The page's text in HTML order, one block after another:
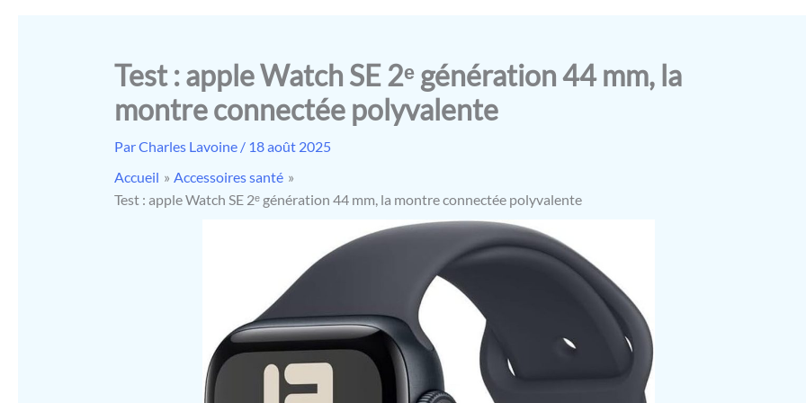
Test : apple Watch SE 2ᵉ génération 44 mm, la
montre connectée polyvalente
ParCharles Lavoine / 18 août 2025
Accueil
Accessoires santé
Test : apple Watch SE 2ᵉ génération 44 mm, la montre connectée polyvalente